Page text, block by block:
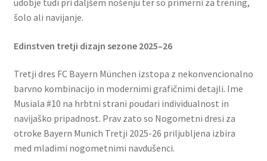
šolo ali navijanje.
Edinstven tretji dizajn sezone 2025–26
Tretji dres FC Bayern München izstopa z nekonvencionalno
barvno kombinacijo in modernimi grafičnimi detajli. Ime
Musiala #10 na hrbtni strani poudari individualnost in
navijaško pripadnost. Prav zato so Nogometni dresi za
otroke Bayern Munich Tretji 2025-26 priljubljena izbira
med mladimi nogometnimi navdušenci.